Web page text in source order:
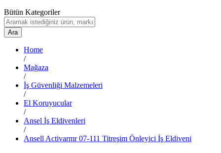
Bütün Kategoriler
Ara
Home
/
Mağaza
/
İş Güvenliği Malzemeleri
/
El Koruyucular
/
Ansel İş Eldivenleri
/
Ansell Activarmr 07-111 Titreşim Önleyici İş Eldiveni